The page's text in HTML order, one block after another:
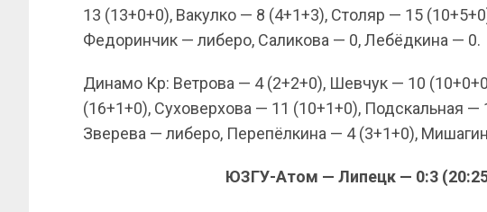
13 (13+0+0), Вакулко — 8 (4+1+3), Столяр — 15
Федоринчик — либеро, Саликова — 0, Лебёдкина — 0.
Динамо Кр: Ветрова — 4 (2+2+0), Шевчук — 10
(16+1+0), Суховерхова — 11 (10+1+0), Подскальная
Зверева — либеро, Перепёлкина — 4 (3+1+0),
ЮЗГУ-Атом — Липецк — 0:3